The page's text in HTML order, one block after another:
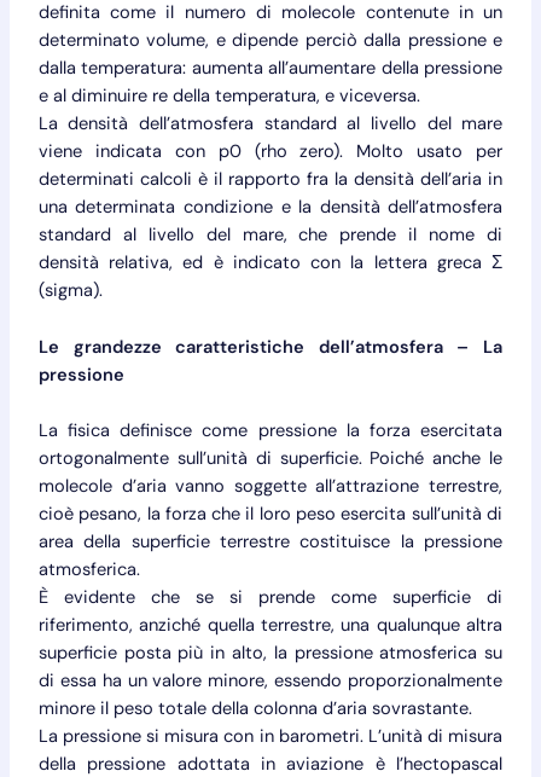
definita come il numero di molecole contenute in un
determinato volume, e dipende perciò dalla pressione e
dalla temperatura: aumenta all’aumentare della pressione
e al diminuire re della temperatura, e viceversa.
La densità dell’atmosfera standard al livello del mare
viene indicata con p0 (rho zero). Molto usato per
determinati calcoli è il rapporto fra la densità dell’aria in
una determinata condizione e la densità dell’atmosfera
standard al livello del mare, che prende il nome di
densità relativa, ed è indicato con la lettera greca Σ
(sigma).
Le grandezze caratteristiche dell’atmosfera – La
pressione
La fisica definisce come pressione la forza esercitata
ortogonalmente sull’unità di superficie. Poiché anche le
molecole d’aria vanno soggette all’attrazione terrestre,
cioè pesano, la forza che il loro peso esercita sull’unità di
area della superficie terrestre costituisce la pressione
atmosferica.
È evidente che se si prende come superficie di
riferimento, anziché quella terrestre, una qualunque altra
superficie posta più in alto, la pressione atmosferica su
di essa ha un valore minore, essendo proporzionalmente
minore il peso totale della colonna d’aria sovrastante.
La pressione si misura con in barometri. L’unità di misura
della pressione adottata in aviazione è l’hectopascal